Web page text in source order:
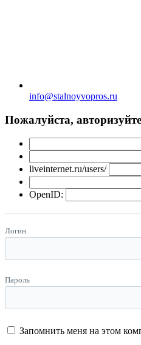
info@stalnoyvopros.ru
Пожалуйста,
liveinternet.ru/users/
OpenID:
Логин
Пароль
Запомнить меня на этом